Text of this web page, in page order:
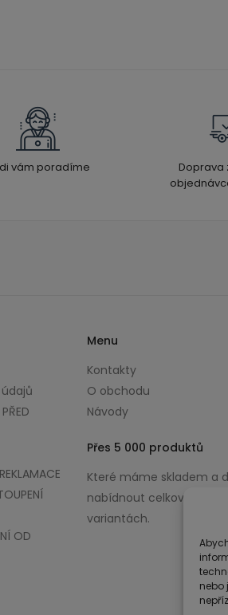
nebo
vám poradíme
Doprava
OD
Menu
Kontakty
O obchodu
Návody
Přes 5 000 produktů
Které máme skladem a
nabídnout celkově až v
variantách.